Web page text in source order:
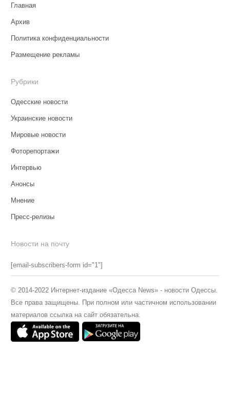
Главная
Архив
Политика конфиденциальности
Размещение рекламы
Рубрики
Одесские новости
Украинские новости
Мировые новости
Фоторепортажи
Интервью
Анонсы
Мнение
Пресс-релизы
Новости на почту
[email-subscribers-form id="1"]
© 2014-2022 Интернет-издание «Одесса News» - новости Одессы.
Все права защищены. При полном или частичном использовании
материалов ссылка на сайт обязательна.